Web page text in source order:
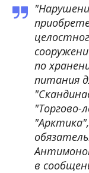
по
питания
"Торгово-
в